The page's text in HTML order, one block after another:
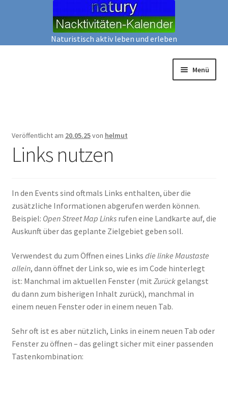
Naturistisch aktiv leben und erleben
Menü
Lang-Liste
Neu/ bearbeiten
Infos
Suche
Veröffentlicht am 20.05.25von helmut
Links nutzen
In den Events sind oftmals Links enthalten, über die
zusätzliche Informationen abgerufen werden können.
Beispiel: Open Street Map Linksrufen eine Landkarte auf, die
Auskunft über das geplante Zielgebiet geben soll.
Verwendest du zum Öffnen eines Links die linke Maustaste
allein, dann öffnet der Link so, wie es im Code hinterlegt
ist: Manchmal im aktuellen Fenster (mit Zurückgelangst
du dann zum bisherigen Inhalt zurück), manchmal in
einem neuen Fenster oder in einem neuen Tab.
Sehr oft ist es aber nützlich, Links in einem neuen Tab oder
Fenster zu öffnen – das gelingt sicher mit einer passenden
Tastenkombination: